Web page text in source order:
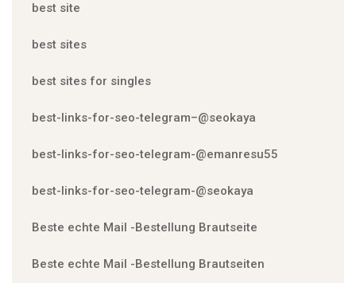
best site
best sites
best sites for singles
best-links-for-seo-telegram–@seokaya
best-links-for-seo-telegram-@emanresu55
best-links-for-seo-telegram-@seokaya
Beste echte Mail -Bestellung Brautseite
Beste echte Mail -Bestellung Brautseiten